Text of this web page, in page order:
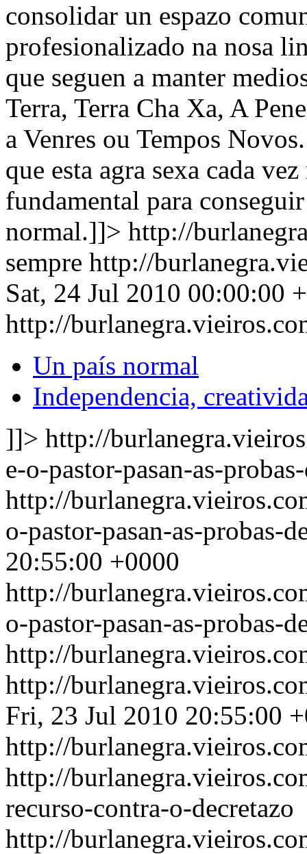
consolidar un espazo
profesionalizado na nosa
que seguen a manter
Terra, Terra Cha Xa, A
a Venres ou Tempos
que esta agra sexa cada
fundamental para
normal.]]> http://
sempre http://
Sat, 24 Jul 2010 00:00:00
http://
Un país normal
Independencia,
]]> http://
e-o-pastor-pasan-as-
http://
o-pastor-pasan-as-probas-
20:55:00 +0000
http://
o-pastor-pasan-as-probas-
http://
http://
Fri, 23 Jul 2010 20:55:00
http://
http://
recurso-contra-o-decretazo
http://